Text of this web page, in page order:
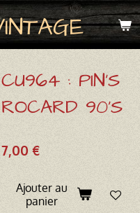
CU964 : PIN'S
ROCARD 90'S
7,00 €
Ajouter au
panier